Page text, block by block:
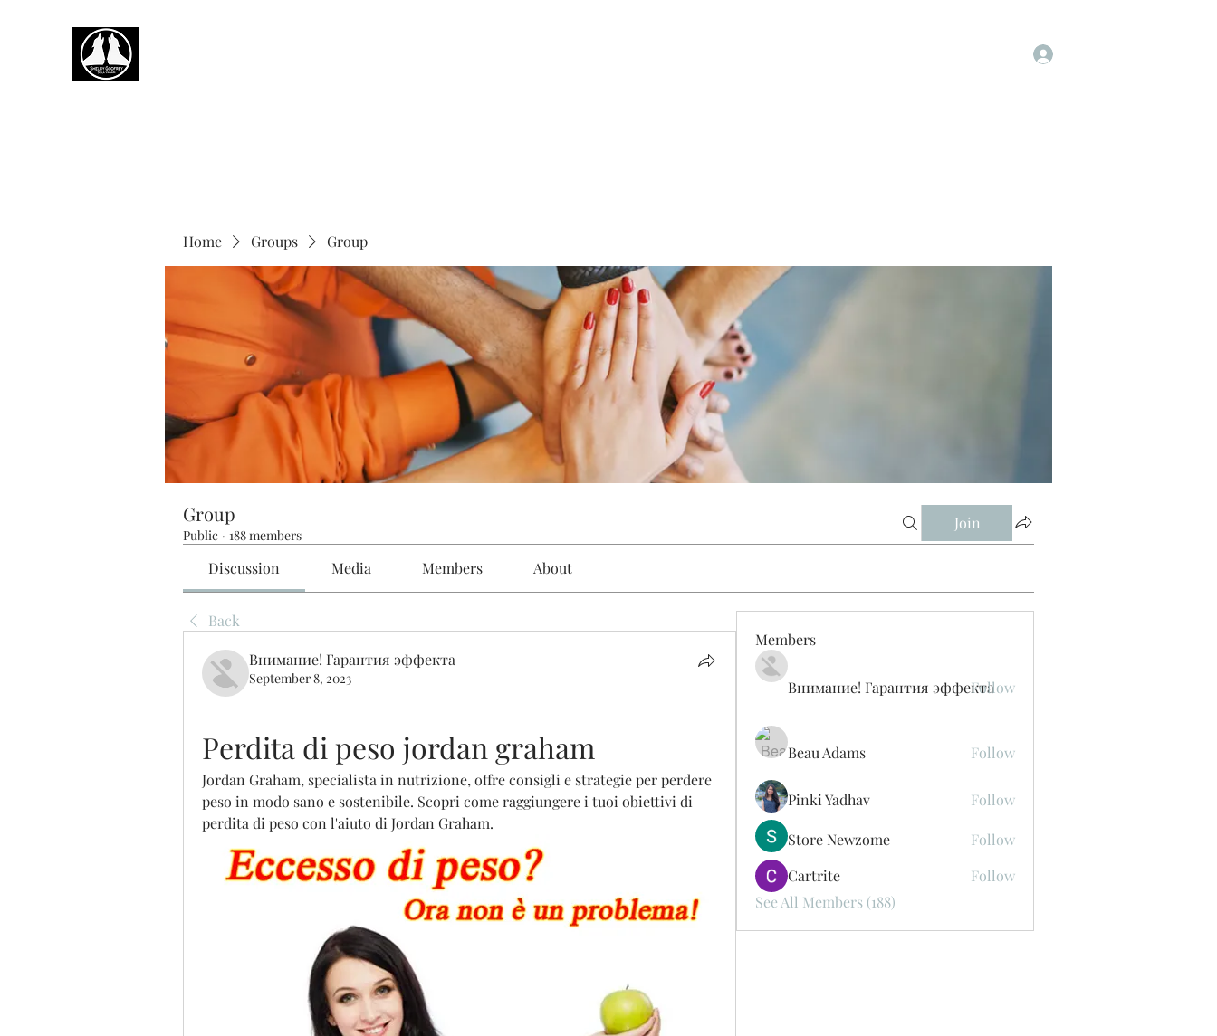
Home Groups Group
Group
Public · 188 members
Join
Discussion Media Members About
Back
Внимание! Гарантия эффекта
September 8, 2023
Perdita di peso jordan graham
Jordan Graham, specialista in nutrizione, offre consigli e strategie per perdere
peso in modo sano e sostenibile. Scopri come raggiungere i tuoi obiettivi di
perdita di peso con l'aiuto di Jordan Graham.
Members
Внимание! Гарантия эффектаFollow
Beau Adams Follow
Pinki Yadhav Follow
Store Newzome
Follow
Cartrite
Follow
See All Members (188)